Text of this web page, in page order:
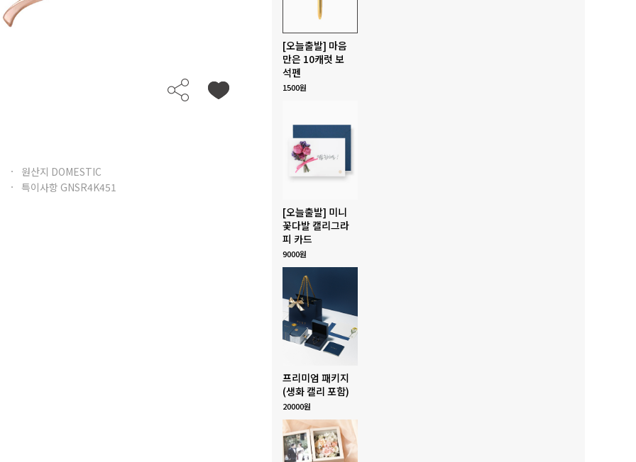
원산지 DOMESTIC
특이사항 GNSR4K451
[오늘출발] 마음
만은 10캐럿 보
석펜
1500원
[오늘출발] 미니
꽃다발 캘리그라
피 카드
9000원
프리미엄 패키지
(생화 캘리 포함)
20000원